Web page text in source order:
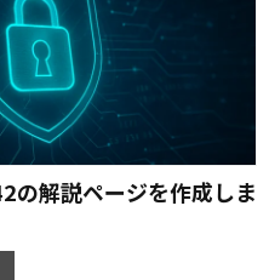
の解説ページを作成しま